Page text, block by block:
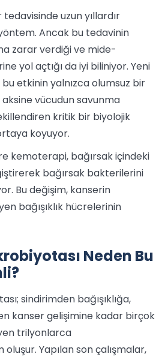
uzun yıllardır
Ancak bu tedavinin
zarar verdiği ve mide-
yol açtığı da iyi biliniyor. Yeni
etkinin yalnızca olumsuz bir
aksine vücudun savunma
kritik bir biyolojik
koyuyor.
kemoterapi, bağırsak içindeki
bağırsak bakterilerini
Bu değişim, kanserin
bağışıklık hücrelerinin
Neden Bu
sindirimden bağışıklığa,
kanser gelişimine kadar birçok
trilyonlarca
Yapılan son çalışmalar,